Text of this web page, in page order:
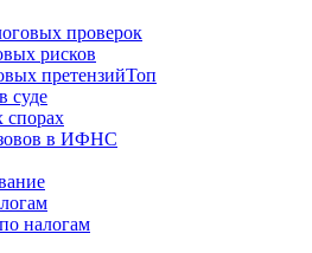
проверок
рисков
претензийТоп
суде
спорах
в ИФНС
налогам